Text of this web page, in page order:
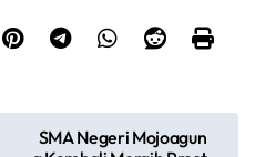
SMA Negeri Mojoagun